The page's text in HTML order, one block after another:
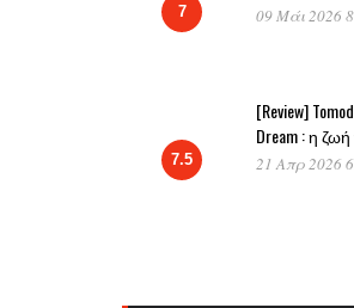
7 09 Μάι 2026
7.5
[Review]
Dream : η
21 Απρ 2026